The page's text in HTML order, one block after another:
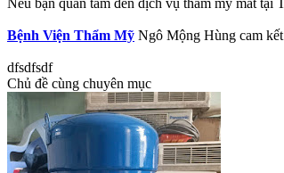
Nếu bạn quan tâm đến dịch vụ thẩm mỹ mắt
Bệnh Viện Thẩm Mỹ Ngô Mộng Hùng cam
dfsdfsdf
Chủ đề cùng chuyên mục